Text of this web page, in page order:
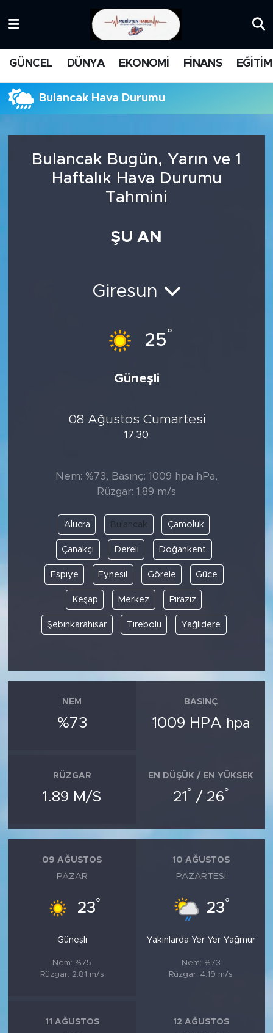
GÜNCEL DÜNYA EKONOMİ FİNANS EĞİTİM
Bulancak Hava Durumu
Bulancak Bugün, Yarın ve 1
Haftalık Hava Durumu
Tahmini
ŞU AN
Giresun
25°
Güneşli
08 Ağustos Cumartesi
17:30
Nem: %73, Basınç: 1009 hpa hPa,
Rüzgar: 1.89 m/s
Alucra Bulancak Çamoluk
Çanakçı Dereli Doğankent
Espiye Eynesil Görele Güce
Keşap Merkez Piraziz
Şebinkarahisar Tirebolu Yağlıdere
NEM
%73
BASINÇ
1009 HPA hpa
RÜZGAR
1.89 M/S
EN DÜŞÜK / EN YÜKSEK
21 ° / 26°
09 AĞUSTOS
PAZAR
23°
Güneşli
Nem: %75
Rüzgar: 2.81 m/s
10 AĞUSTOS
PAZARTESI
23°
Yakınlarda Yer Yer Yağmur
Nem: %73
Rüzgar: 4.19 m/s
11 AĞUSTOS 12 AĞUSTOS
FİNANS
BİLİM-TEKNOLOJİ
DİNİ
POLİTİKA
EKONOMİ
SPOR
KÜLTÜR SANAT
YAŞAM
TARİHTEN GÜNÜMÜZE
TARİH
SİYASET
FOTO GALERİ
ALINTI YAZARLAR
Süper Lig Puan Durumu ve Fikstür
Tüm Manşetler
Son Dakika Haberleri